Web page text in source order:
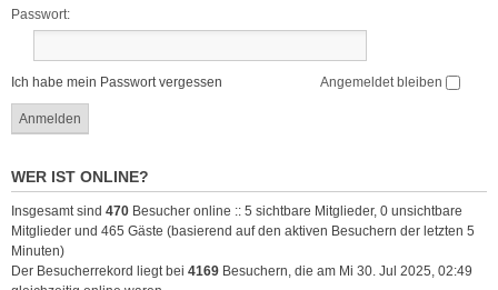
Passwort:
Ich habe mein Passwort vergessen Angemeldet bleiben
WER IST ONLINE?
Insgesamt sind 470 Besucher online :: 5 sichtbare Mitglieder, 0 unsichtbare
Mitglieder und 465 Gäste (basierend auf den aktiven Besuchern der letzten 5
Minuten)
Der Besucherrekord liegt bei 4169 Besuchern, die am Mi 30. Jul 2025, 02:49